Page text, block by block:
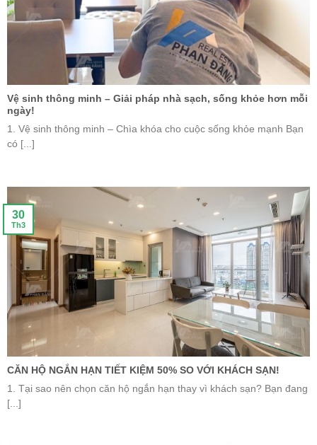
Vệ sinh thông minh – Giải pháp nhà sạch, sống khỏe hơn mỗi
ngày!
1. Vệ sinh thông minh – Chìa khóa cho cuộc sống khỏe mạnh Bạn
có [...]
CĂN HỘ NGẮN HẠN TIẾT KIỆM 50% SO VỚI KHÁCH SẠN!
1. Tại sao nên chọn căn hộ ngắn hạn thay vì khách sạn? Bạn đang
[...]
30
Th3